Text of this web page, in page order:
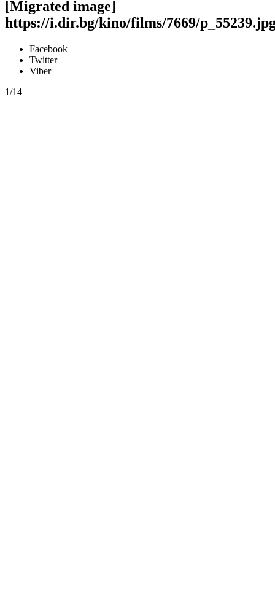
[Migrated image]
https://i.dir.bg/kino/films/7669/
Facebook
Twitter
Viber
1/14